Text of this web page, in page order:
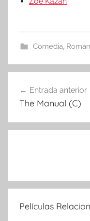
Comedia,
Navegación
de
entradas
Entrada anterior
The Manual (C)
Películas